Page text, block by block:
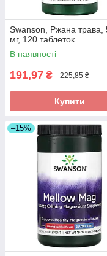
Swanson, Ржана трава,
мг, 120 таблеток
В наявності
191,97 ₴ 225,85 ₴
Купити
–15%